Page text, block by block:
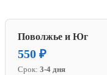
Поволжье и Юг
550 ₽
Срок: 3-4 дня